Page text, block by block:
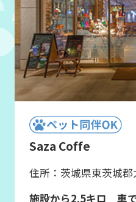
Saza Coffe
住所：茨城県東茨城
施設から2.5キロ 車